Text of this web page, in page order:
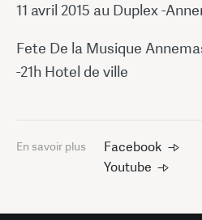
11 avril 2015 au Duplex -
Fete De la Musique
-21h Hotel de ville
En savoir plus
Facebook
Youtube